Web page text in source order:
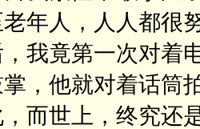
年人，人人都很
我竟第一次对着
，他就对着话筒
而世上，终究还